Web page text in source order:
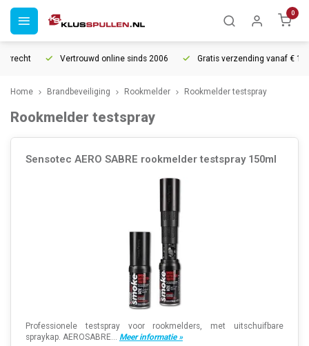
0
Vertrouwd online sinds 2006 Gratis verzending vanaf € 150
Home Brandbeveiliging Rookmelder Rookmelder testspray
Rookmelder testspray
Sensotec AERO SABRE rookmelder testspray 150ml
Professionele testspray voor rookmelders, met uitschuifbare
spraykap. AEROSABRE... Meer informatie »